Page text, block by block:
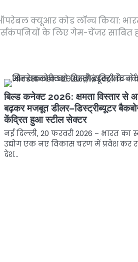
क्यूआर कोड लॉन्च किया:
के लिए गेम-चेंजर साबित
बिल्ड कनेक्ट 2026: क्षमता विस्तार से
बढ़कर मजबूत डीलर–डिस्ट्रीब्यूटर
केंद्रित हुआ स्टील सेक्टर
नई दिल्ली, 20 फरवरी 2026 – भारत का
उद्योग एक नए विकास चरण में प्रवेश कर
देश…